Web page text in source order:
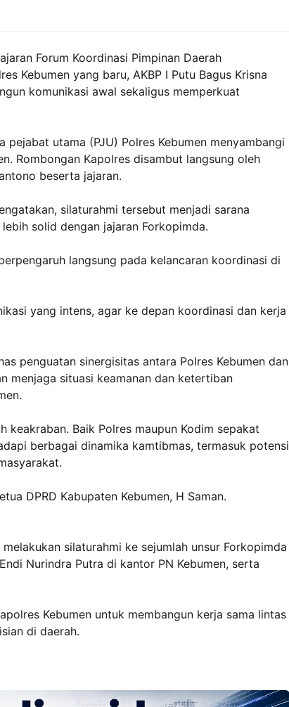
Forum Koordinasi Pimpinan Daerah
Kebumen yang baru, AKBP I Putu Bagus Krisna
komunikasi awal sekaligus memperkuat
utama (PJU) Polres Kebumen menyambangi
Rombongan Kapolres disambut langsung oleh
beserta jajaran.
silaturahmi tersebut menjadi sarana
solid dengan jajaran Forkopimda.
langsung pada kelancaran koordinasi di
yang intens, agar ke depan koordinasi dan kerja
penguatan sinergisitas antara Polres Kebumen dan
menjaga situasi keamanan dan ketertiban
keakraban. Baik Polres maupun Kodim sepakat
berbagai dinamika kamtibmas, termasuk potensi
DPRD Kabupaten Kebumen, H Saman.
silaturahmi ke sejumlah unsur Forkopimda
Nurindra Putra di kantor PN Kebumen, serta
Kebumen untuk membangun kerja sama lintas
di daerah.